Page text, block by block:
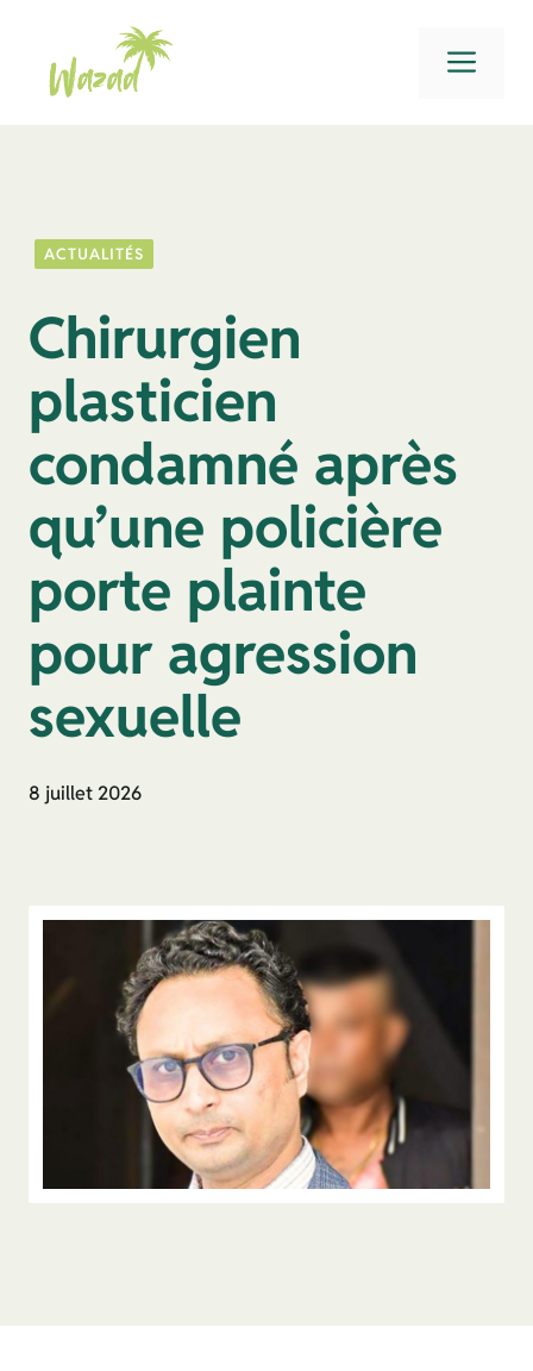
contenu
ACTUALITÉS
Chirurgien
plasticien
condamné après
qu’une policière
porte plainte
pour agression
sexuelle
8 juillet 2026